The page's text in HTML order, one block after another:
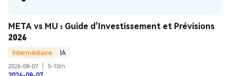
META vs MU : Guide d’Investissement et Prévisions
2026
Intermédiaire
IA
2026-08-07
5-10m